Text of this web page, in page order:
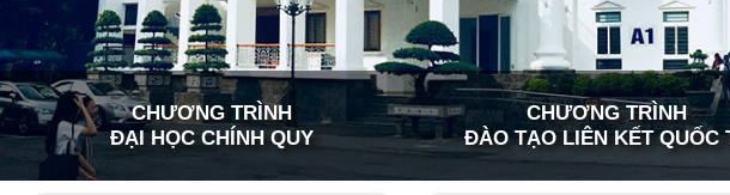
CHƯƠNG TRÌNH
ĐẠI HỌC CHÍNH QUY
CHƯƠNG TRÌNH
ĐÀO TẠO LIÊN KẾT QUỐC